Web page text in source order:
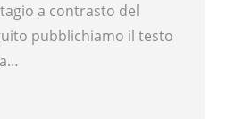
a contrasto del
pubblichiamo il testo